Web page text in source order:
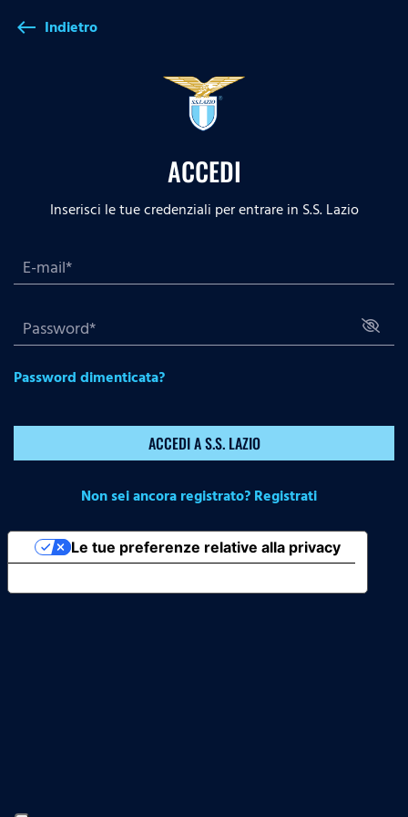
west Indietro
ACCEDI
Inserisci le tue credenziali per entrare in S.S. Lazio
Password dimenticata?
ACCEDI A S.S. LAZIO
Non sei ancora registrato? Registrati
Le tue preferenze relative alla privacy